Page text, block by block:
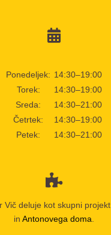
Ponedeljek: 14:30–19:00
Torek:
14:30–19:00
Sreda:
14:30–21:00
Četrtek:
14:30–19:00
Petek:
14:30–21:00
Vič deluje kot skupni projekt
in Antonovega doma